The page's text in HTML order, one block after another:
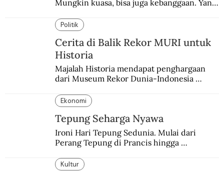
Mungkin kuasa, bisa juga kebanggaan. Yang
Politik
Cerita di Balik Rekor MURI untuk
Historia
Majalah Historia mendapat penghargaan
dari Museum Rekor Dunia-Indonesia
pertama.
Ekonomi
Tepung Seharga Nyawa
Ironi Hari Tepung Sedunia. Mulai dari
Perang Tepung di Prancis hingga
Kultur